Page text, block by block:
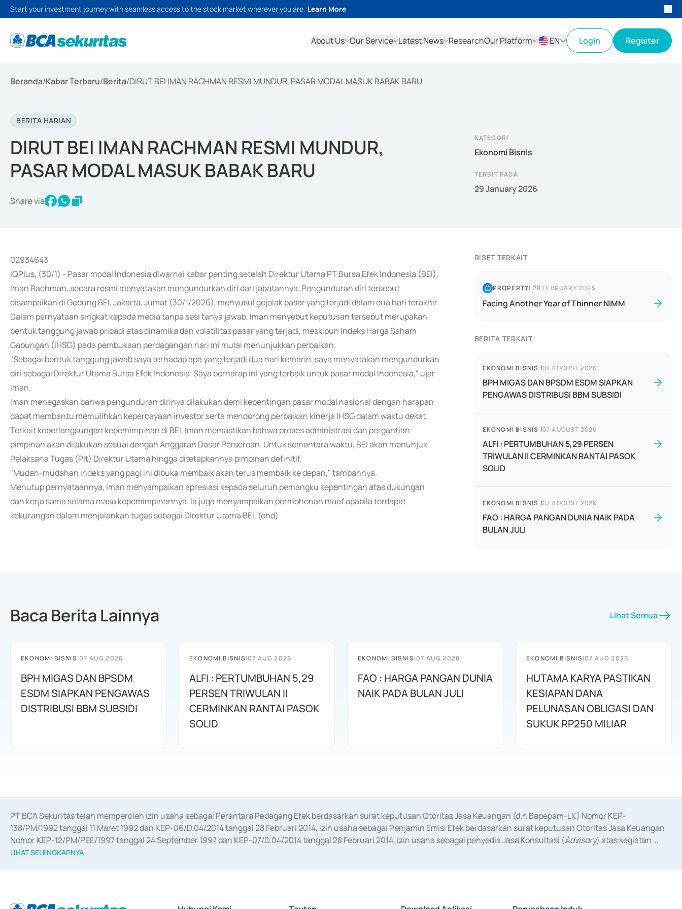
Start your investment journey with seamless access to the stock market wherever you are. Learn More
About Us Our Service Latest News ResearchOur Platform
EN
Login Register
Beranda/Kabar Terbaru/Berita/DIRUT BEI IMAN RACHMAN RESMI MUNDUR, PASAR MODAL MASUK BABAK BARU
BERITA HARIAN
DIRUT BEI IMAN RACHMAN RESMI MUNDUR,
PASAR MODAL MASUK BABAK BARU
Share via
KATEGORI
Ekonomi Bisnis
TERBIT PADA
29 January 2026
02934643
IQPlus, (30/1) - Pasar modal Indonesia diwarnai kabar penting setelah Direktur Utama PT Bursa Efek Indonesia (BEI),
Iman Rachman, secara resmi menyatakan mengundurkan diri dari jabatannya. Pengunduran diri tersebut
disampaikan di Gedung BEI, Jakarta, Jumat (30/1/2026), menyusul gejolak pasar yang terjadi dalam dua hari terakhir.
Dalam pernyataan singkat kepada media tanpa sesi tanya jawab, Iman menyebut keputusan tersebut merupakan
bentuk tanggung jawab pribadi atas dinamika dan volatilitas pasar yang terjadi, meskipun Indeks Harga Saham
Gabungan (IHSG) pada pembukaan perdagangan hari ini mulai menunjukkan perbaikan.
"Sebagai bentuk tanggung jawab saya terhadap apa yang terjadi dua hari kemarin, saya menyatakan mengundurkan
diri sebagai Direktur Utama Bursa Efek Indonesia. Saya berharap ini yang terbaik untuk pasar modal Indonesia," ujar
Iman.
Iman menegaskan bahwa pengunduran dirinya dilakukan demi kepentingan pasar modal nasional dengan harapan
dapat membantu memulihkan kepercayaan investor serta mendorong perbaikan kinerja IHSG dalam waktu dekat.
Terkait keberlangsungan kepemimpinan di BEI, Iman memastikan bahwa proses administrasi dan pergantian
pimpinan akan dilakukan sesuai dengan Anggaran Dasar Perseroan. Untuk sementara waktu, BEI akan menunjuk
Pelaksana Tugas (Plt) Direktur Utama hingga ditetapkannya pimpinan definitif.
"Mudah-mudahan indeks yang pagi ini dibuka membaik akan terus membaik ke depan," tambahnya.
Menutup pernyataannya, Iman menyampaikan apresiasi kepada seluruh pemangku kepentingan atas dukungan
dan kerja sama selama masa kepemimpinannya. Ia juga menyampaikan permohonan maaf apabila terdapat
kekurangan dalam menjalankan tugas sebagai Direktur Utama BEI. (end)
RISET TERKAIT
PROPERTY| 28 FEBRUARY 2025
Facing Another Year of Thinner NIMM
BERITA TERKAIT
EKONOMI BISNIS |07 AUGUST 2026
BPH MIGAS DAN BPSDM ESDM SIAPKAN
PENGAWAS DISTRIBUSI BBM SUBSIDI
EKONOMI BISNIS |07 AUGUST 2026
ALFI : PERTUMBUHAN 5,29 PERSEN
TRIWULAN II CERMINKAN RANTAI PASOK
SOLID
EKONOMI BISNIS |07 AUGUST 2026
FAO : HARGA PANGAN DUNIA NAIK PADA
BULAN JULI
Baca Berita Lainnya Lihat Semua
EKONOMI BISNIS|07 AUG 2026
BPH MIGAS DAN BPSDM
ESDM SIAPKAN PENGAWAS
DISTRIBUSI BBM SUBSIDI
EKONOMI BISNIS|07 AUG 2026
ALFI : PERTUMBUHAN 5,29
PERSEN TRIWULAN II
CERMINKAN RANTAI PASOK
SOLID
EKONOMI BISNIS|07 AUG 2026
FAO : HARGA PANGAN DUNIA
NAIK PADA BULAN JULI
EKONOMI BISNIS|07 AUG 2026
HUTAMA KARYA PASTIKAN
KESIAPAN DANA
PELUNASAN OBLIGASI DAN
SUKUK RP250 MILIAR
PT BCA Sekuritas telah memperoleh izin usaha sebagai Perantara Pedagang Efek berdasarkan surat keputusan Otoritas Jasa Keuangan (d.h Bapepam-LK) Nomor KEP-
138/PM/1992 tanggal 11 Maret 1992 dan KEP-06/D.04/2014 tanggal 28 Februari 2014, izin usaha sebagai Penjamin Emisi Efek berdasarkan surat keputusan Otoritas Jasa Keuangan
Nomor KEP-12/PM/PEE/1997 tanggal 24 September 1997 dan KEP-07/D.04/2014 tanggal 28 Februari 2014, izin usaha sebagai penyedia Jasa Konsultasi (Advisory) atas kegiatan
merger, akuisisi, divestasi, dan
LIHAT SELENGKAPNYA